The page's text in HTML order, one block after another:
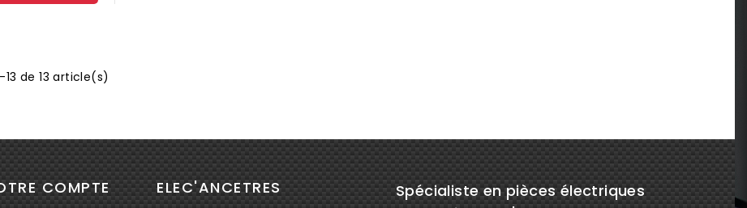
de 13 article(s)
COMPTE ELEC'ANCETRES
Spécialiste en pièces électriques